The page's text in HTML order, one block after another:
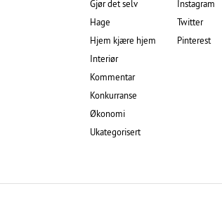
Gjør det selv
Hage
Hjem kjære hjem
Interiør
Kommentar
Konkurranse
Økonomi
Ukategorisert
Instagram
Twitter
Pinterest